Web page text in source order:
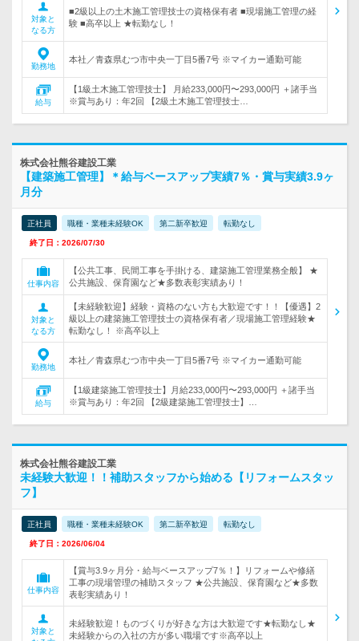
対象と
なる方
■2級以上の土木施工管理技士の資格保有者 ■現場施工管理の経
験 ■高卒以上 ★転勤なし！
勤務地
本社／青森県むつ市中央一丁目5番7号 ※マイカー通勤可能
給与
【1級土木施工管理技士】 月給233,000円〜293,000円 ＋諸手当
※賞与あり：年2回 【2級土木施工管理技士…
株式会社熊谷建設工業
【建築施工管理】＊給与ベースアップ実績7％・賞与実績3.9ヶ
月分
正社員 職種・業種未経験OK 第二新卒歓迎 転勤なし
終了日：2026/07/30
仕事内容
【公共工事、民間工事を手掛ける、建築施工管理業務全般】 ★
公共施設、保育園など★多数表彰実績あり！
対象と
なる方
【未経験歓迎】経験・資格のない方も大歓迎です！！【優遇】2
級以上の建築施工管理技士の資格保有者／現場施工管理経験★
転勤なし！ ※高卒以上
勤務地
本社／青森県むつ市中央一丁目5番7号 ※マイカー通勤可能
給与
【1級建築施工管理技士】月給233,000円〜293,000円 ＋諸手当
※賞与あり：年2回 【2級建築施工管理技士】…
株式会社熊谷建設工業
未経験大歓迎！！補助スタッフから始める【リフォームスタッ
フ】
正社員 職種・業種未経験OK 第二新卒歓迎 転勤なし
終了日：2026/06/04
仕事内容
【賞与3.9ヶ月分・給与ベースアップ7％！】リフォームや修繕
工事の現場管理の補助スタッフ ★公共施設、保育園など★多数
表彰実績あり！
対象と
未経験歓迎！ものづくりが好きな方は大歓迎です★転勤なし★
未経験からの入社の方が多い職場です※高卒以上